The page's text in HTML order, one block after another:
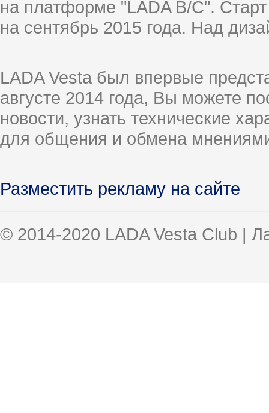
на платформе "LADA B/C".
на сентябрь 2015 года. Над
LADA Vesta был впервые
августе 2014 года, Вы можете
новости, узнать технические
для общения и обмена
Разместить рекламу на сайте
© 2014-2020 LADA Vesta Club |